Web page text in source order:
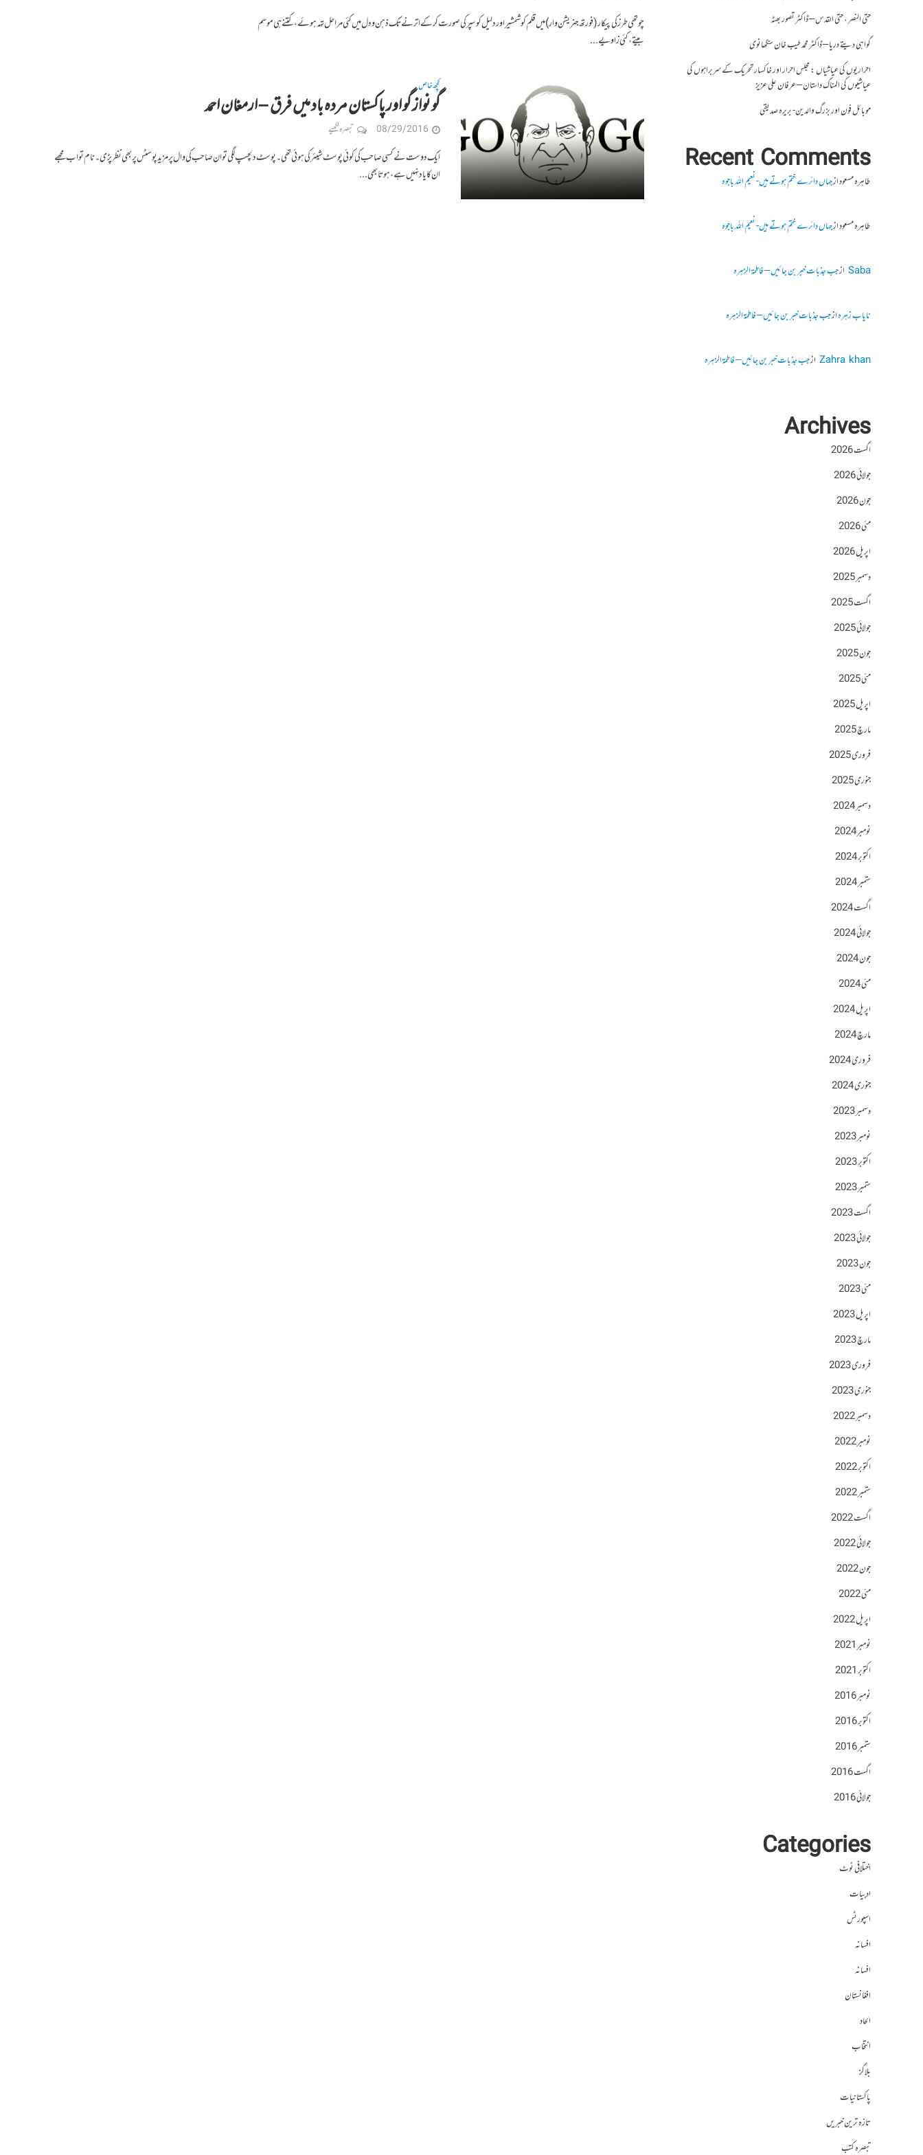
چوتھی طرز کی پیکار ( فورتھ جنریشن وار) میں قلم کو شمشیر اور دلیل کو سپر کی صورت کر کے اترنے تک ذہن و دل میں کئی مراحل تہہ ہوئے، کتنے ہی موسم
بیتے، کئی زاویے...
کچھ خاص
گو نواز گو اور پاکستان مردہ باد میں فرق – ارمغان احمد
08/29/2016 تبصرہ لکھیے
ایک دوست نے کسی صاحب کی کوئی پوسٹ شیئر کی ہوئی تھی۔ پوسٹ دلچسپ لگی تو ان صاحب کی وال پر مزید پوسٹس پر بھی نظر پڑی۔ نام تو اب مجھے
ان کا یاد نہیں ہے، ہوتا بھی...
حتی النصر ، حتی القدس – ڈاکٹر تصور بھٹہ
گواہی دیتے دریا – ڈاکٹر محمد طیب خان سنگھانوی
احراریوں کی عیاشیاں : مجلس احرار اور خاکسار تحریک کے سربراہوں کی
عیاشیوں کی المناک داستان – عرفان علی عزیز
موبائل فون اور بزرگ والدین- بریرہ صدیقی
Recent Comments
طاہرہ مسعودازجہاں دائرے ختم ہوتے ہیں- نعیم اللہ باجوہ
طاہرہ مسعودازجہاں دائرے ختم ہوتے ہیں- نعیم اللہ باجوہ
Sabaازجب جذبات خبر بن جائیں – فاطمۃالزہرہ
نایاب زہرہازجب جذبات خبر بن جائیں – فاطمۃالزہرہ
Zahra khanازجب جذبات خبر بن جائیں – فاطمۃالزہرہ
Archives
اگست 2026
جولائی 2026
جون 2026
مئی 2026
اپریل 2026
دسمبر 2025
اگست 2025
جولائی 2025
جون 2025
مئی 2025
اپریل 2025
مارچ 2025
فروری 2025
جنوری 2025
دسمبر 2024
نومبر 2024
اکتوبر 2024
ستمبر 2024
اگست 2024
جولائی 2024
جون 2024
مئی 2024
اپریل 2024
مارچ 2024
فروری 2024
جنوری 2024
دسمبر 2023
نومبر 2023
اکتوبر 2023
ستمبر 2023
اگست 2023
جولائی 2023
جون 2023
مئی 2023
اپریل 2023
مارچ 2023
فروری 2023
جنوری 2023
دسمبر 2022
نومبر 2022
اکتوبر 2022
ستمبر 2022
اگست 2022
جولائی 2022
جون 2022
مئی 2022
اپریل 2022
نومبر 2021
اکتوبر 2021
نومبر 2016
اکتوبر 2016
ستمبر 2016
اگست 2016
جولائی 2016
Categories
اختلافی نوٹ
ادبیات
اسپورٹس
افسانہ
افسانہ
افغانستان
الحاد
انتخاب
بلاگز
پاکستانیات
تازہ ترین خبریں
تبصرہ کتب